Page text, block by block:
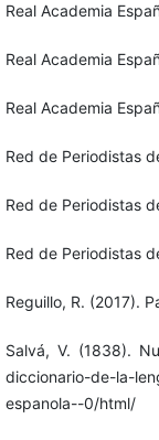
Real Academia
Real Academia
Real Academia
Red de Periodistas
Red de Periodistas
Red de Periodistas
Reguillo, R. (2017).
Salvá, V. (1838).
diccionario-de-la-
espanola--0/html/